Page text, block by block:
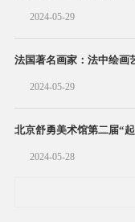
2024-05-29
法国著名画家：法中绘画
2024-05-29
北京舒勇美术馆第二届“
2024-05-28